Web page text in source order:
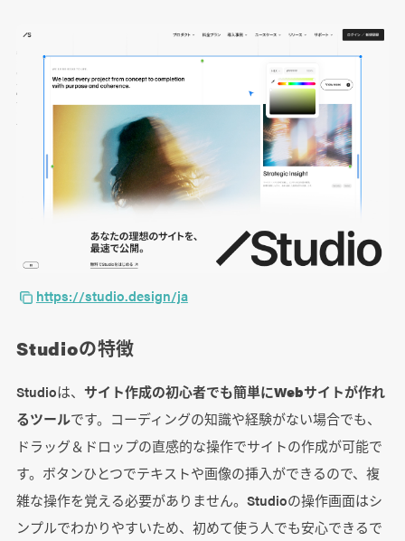
https://studio.design/ja
Studioの特徴
Studioは、 サイト作成の初心者でも簡単にWebサイトが作れ
るツールです。コーディングの知識や経験がない場合でも、
ドラッグ＆ドロップの直感的な操作でサイトの作成が可能で
す。ボタンひとつでテキストや画像の挿入ができるので、複
雑な操作を覚える必要がありません。Studioの操作画面はシ
ンプルでわかりやすいため、初めて使う人でも安心できるで